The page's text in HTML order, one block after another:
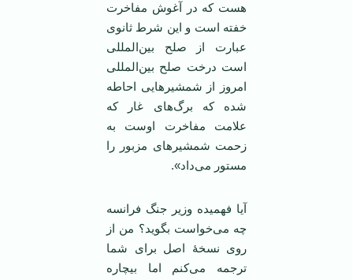
هست که در آغوش مفاخرت
خفته است و این شرط ثانوی
عبارت از صلح بین‌المللی
است درخت صلح بین‌المللی
امروز از شمشیرهایی احاطه
شده که برگ‌های غار که
علامت مفاخرت اوست به
زحمت شمشیرهای مزبور را
مستور می‌داد».
آیا فهمیده وزیر جنگ فرانسه
چه می‌خواست بگوید؟ من از
روی نسخۀ اصل برای شما
ترجمه می‌کنم اما بیچاره